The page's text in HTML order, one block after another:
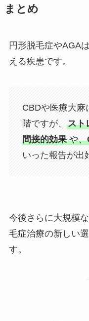
まとめ
円形脱毛症やAGA
える疾患です。
CBDや医療大麻
階ですが、 スト
間接的効果や、
いった報告が出
今後さらに大規模
毛症治療の新しい
す。